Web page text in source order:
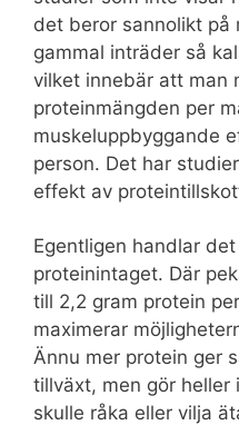
det beror sannolikt på
gammal inträder så
vilket innebär att man
proteinmängden per
muskeluppbyggande
person. Det har
effekt av
Egentligen handlar
proteinintaget. Där
till 2,2 gram protein
maximerar
Ännu mer protein ger
tillväxt, men gör heller
skulle råka eller vilja